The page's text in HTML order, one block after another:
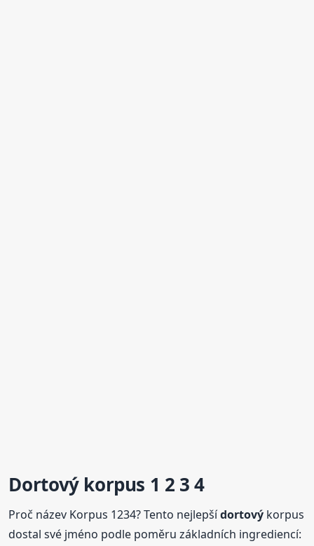
Dortovýkorpus 1 2 3 4
Proč název Korpus 1234? Tento nejlepšídortový korpus
dostal své jméno podle poměru základních ingrediencí: